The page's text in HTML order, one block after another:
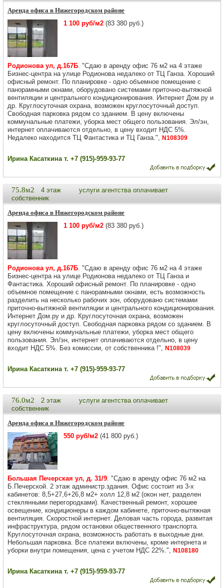
Аренда офиса в Нижегородском районе
1 100 руб/м2 (83 380 руб.)
Родионова ул, д.167Б. "Сдаю в аренду офис 76 м2 на 4 этаже
Бизнес-центра на улице Родионова недалеко от ТЦ Ганза. Хороший
офисный ремонт. По планировке - одно объемное помещение с
панорамными окнами, оборудовано системами приточно-вытяжной
вентиляции и центрального кондиционирования. Интернет Дом.ру и
др. Круглосуточная охрана, возможен круглосуточный доступ.
Свободная парковка рядом со зданием. В цену включены
коммунальные платежи, уборка мест общего пользования. Эл/эн,
интернет оплачиваются отдельно, в цену входит НДС 5%.
Недалеко находится ТЦ Фантастика и ТЦ Ганза.", N108309
Ирина Касаткина т. +7 (915)-959-93-77
75.8м2 4 этаж
услуги агентства оплачивает
собственник
Аренда офиса в Нижегородском районе
1 100 руб/м2 (83 380 руб.)
Родионова ул, д.167Б. "Сдаю в аренду офис 76 м2 на 4 этаже
Бизнес-центра на улице Родионова недалеко от ТЦ Ганза и
Фантастика. Хороший офисный ремонт. По планировке - одно
объемное помещение с панорамными окнами, есть возможность
разделить на несколько рабочих зон, оборудовано системами
приточно-вытяжной вентиляции и центрального кондиционирования.
Интернет Дом.ру и др. Круглосуточная охрана, возможен
круглосуточный доступ. Свободная парковка рядом со зданием. В
цену включены коммунальные платежи, уборка мест общего
пользования. Эл/эн, интернет оплачиваются отдельно, в цену
входит НДС 5%. Без комиссии, от собственника !", N108039
Ирина Касаткина т. +7 (915)-959-93-77
76.0м2 2 этаж
услуги агентства оплачивает
собственник
Аренда офиса в Нижегородском районе
550 руб/м2 (41 800 руб.)
Большая Печерская ул, д. 31/9. "Сдаю в аренду офис 76 м2 на
Б.Печерской. 2 этаж администр.здания. Офис состоит из 3-х
кабинетов: 8,5+27,6+26,8 м2+ холл 12,8 м2 (окон нет, разделен
стеклянными перегородками). Качественный ремонт, хорошее
освещение, кондиционеры в каждом кабинете, приточно-вытяжная
вентиляция. Скоростной интернет. Деловая часть города, развитая
инфраструктура, рядом остановки общественного транспорта.
Круглосуточная охрана, возможность работать в выходные дни.
Небольшая парковка. Все платежи включены, кроме интернета и
уборки внутри помещения, цена с учетом НДС 22%.", N108180
Ирина Касаткина т. +7 (915)-959-93-77